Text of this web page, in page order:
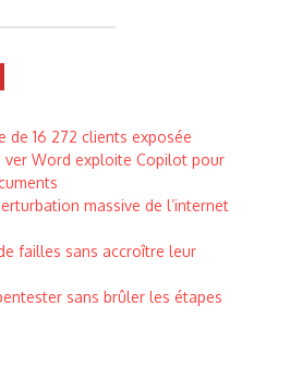
de 16 272 clients exposée
ver Word exploite Copilot pour
massive de l’internet
failles sans accroître leur
sans brûler les étapes